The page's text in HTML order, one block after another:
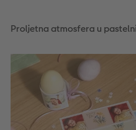
Trenutna izrada
Dodaci
Foto vrpca
XXL Retro
Dodaci
Proljetna atmosfera u